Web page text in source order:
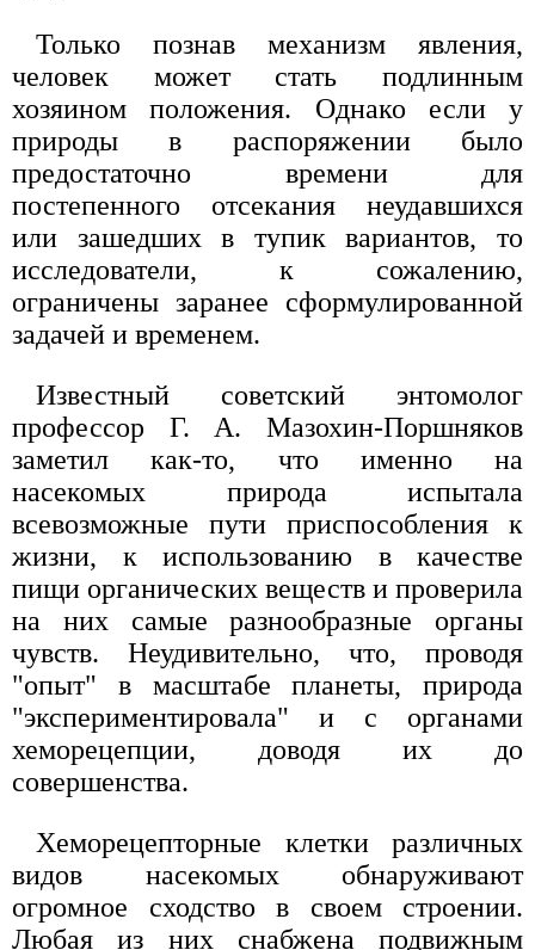
Только познав механизм явления,
человек может стать подлинным
хозяином положения. Однако если у
природы в распоряжении было
предостаточно времени для
постепенного отсекания неудавшихся
или зашедших в тупик вариантов, то
исследователи, к сожалению,
ограничены заранее сформулированной
задачей и временем.
Известный советский энтомолог
профессор Г. А. Мазохин-Поршняков
заметил как-то, что именно на
насекомых природа испытала
всевозможные пути приспособления к
жизни, к использованию в качестве
пищи органических веществ и проверила
на них самые разнообразные органы
чувств. Неудивительно, что, проводя
"опыт" в масштабе планеты, природа
"экспериментировала" и с органами
хеморецепции, доводя их до
совершенства.
Хеморецепторные клетки различных
видов насекомых обнаруживают
огромное сходство в своем строении.
Любая из них снабжена подвижным